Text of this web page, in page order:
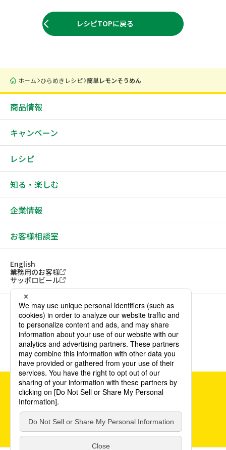
レシピTOPに戻る
ホーム ひらめきレシピ 簡単レモンそうめん
商品情報
キャンペーン
レシピ
知る・楽しむ
企業情報
お客様相談室
English
業務用のお客様
サッポロビール
ソーシャルメディアアカウント一覧
サイトご利用にあたってウェブアクセシビリティ方針
個人情報保護方針カスタマーハラスメント方針
©POKKA SAPPORO Food & Beverage Ltd. All Rights Reserved.